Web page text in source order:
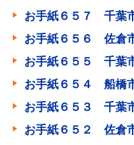
お手紙６５７ 千葉
お手紙６５６ 佐倉
お手紙６５５ 千葉
お手紙６５４ 船橋
お手紙６５３ 千葉
お手紙６５２ 佐倉